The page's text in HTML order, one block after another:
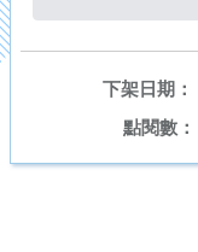
下架日期：
點閱數：